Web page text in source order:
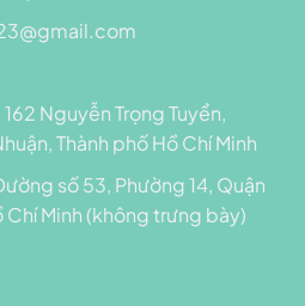
Nguyễn Trọng Tuyển,
Thành phố Hồ Chí Minh
số 53, Phường 14, Quận
Chí Minh (không trưng bày)